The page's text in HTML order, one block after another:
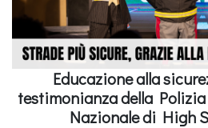
Educazione alla
testimonianza della
Nazionale di High